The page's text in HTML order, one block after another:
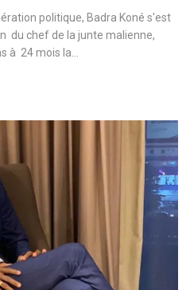
politique, Badra Koné s'est
du chef de la junte malienne,
à 24 mois la…